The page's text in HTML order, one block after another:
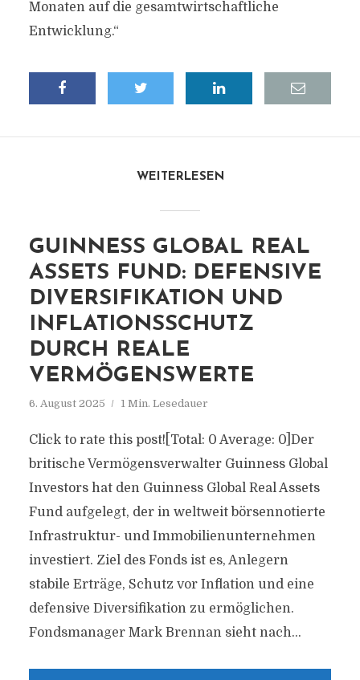
Monaten auf die gesamtwirtschaftliche
Entwicklung.“
WEITERLESEN
GUINNESS GLOBAL REAL
ASSETS FUND: DEFENSIVE
DIVERSIFIKATION UND
INFLATIONSSCHUTZ
DURCH REALE
VERMÖGENSWERTE
6. August 2025 1 Min. Lesedauer
Click to rate this post![Total: 0 Average: 0]Der
britische Vermögensverwalter Guinness Global
Investors hat den Guinness Global Real Assets
Fund aufgelegt, der in weltweit börsennotierte
Infrastruktur- und Immobilienunternehmen
investiert. Ziel des Fonds ist es, Anlegern
stabile Erträge, Schutz vor Inflation und eine
defensive Diversifikation zu ermöglichen.
Fondsmanager Mark Brennan sieht nach...